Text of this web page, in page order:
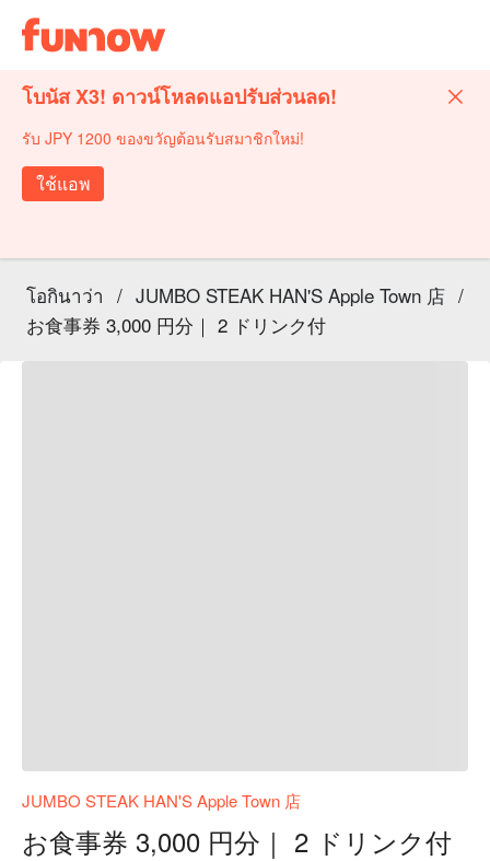
โบนัส X3! ดาวน์โหลดแอปรับส่วนลด!
รับ JPY 1200 ของขวัญต้อนรับสมาชิกใหม่!
ใช้แอพ
โอกินาว่า / JUMBO STEAK HAN'S Apple Town 店 /
お食事券 3,000 円分｜ 2 ドリンク付
JUMBO STEAK HAN'S Apple Town 店
お食事券 3,000 円分｜ 2 ドリンク付